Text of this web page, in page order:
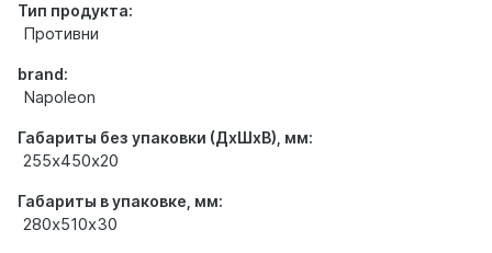
Тип продукта:
Противни
brand:
Napoleon
Габариты без упаковки (ДхШхВ), мм:
255х450х20
Габариты в упаковке, мм:
280х510х30